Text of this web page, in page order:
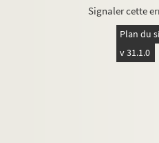
Signaler cette
Plan du
v 31.1.0